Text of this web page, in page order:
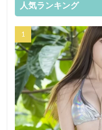
人気ランキング